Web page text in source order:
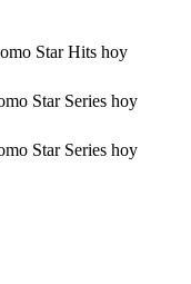
Star Hits hoy
Star Series hoy
Star Series hoy